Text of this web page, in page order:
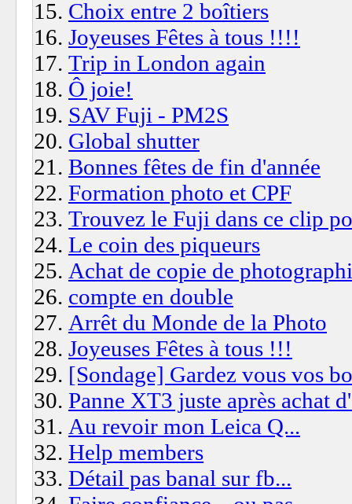
Choix entre 2 boîtiers
Joyeuses Fêtes à tous !!!!
Trip in London again
Ô joie!
SAV Fuji - PM2S
Global shutter
Bonnes fêtes de fin d'année
Formation photo et CPF
Trouvez le Fuji dans ce clip
Le coin des piqueurs
Achat de copie de
compte en double
Arrêt du Monde de la Photo
Joyeuses Fêtes à tous !!!
[Sondage] Gardez vous vos
Panne XT3 juste après achat
Au revoir mon Leica Q...
Help members
Détail pas banal sur fb...